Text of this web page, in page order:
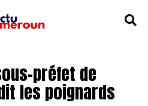
préfet de
les poignards